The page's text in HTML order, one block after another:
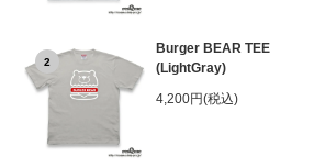
2
Burger BEAR TEE
(LightGray)
4,200円(税込)